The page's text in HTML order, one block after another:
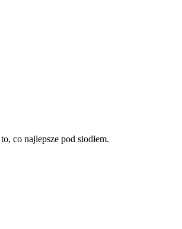
co najlepsze pod siodłem.